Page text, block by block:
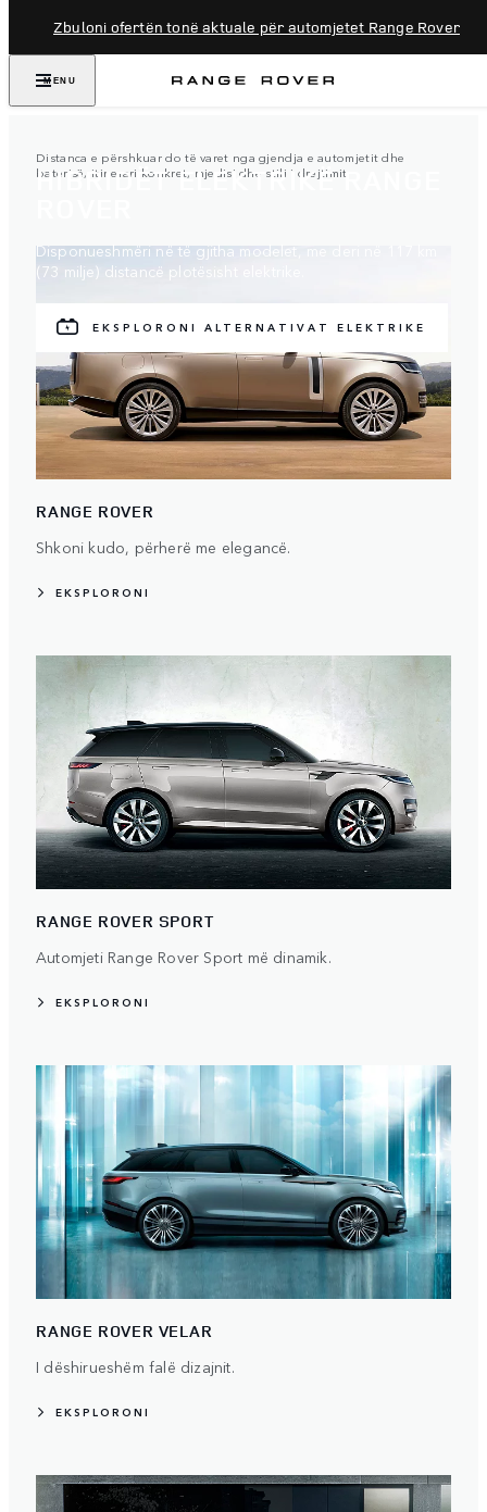
Zbuloni ofertën tonë aktuale për automjetet Range Rover
MENU
HIBRIDËT ELEKTRIKË RANGE
Disponueshmëri në të gjitha modelet, me deri në 117 km
(73 milje) distancë plotësisht elektrike.
EKSPLORONI ALTERNATIVAT ELEKTRIKE
Distanca e përshkuar do të varet nga gjendja e automjetit dhe
baterisë, itinerari konkret, mjedisi dhe stili i drejtimit.
RANGE ROVER
Shkoni kudo, përherë me elegancë.
EKSPLORONI
RANGE ROVER SPORT
Automjeti Range Rover Sport më dinamik.
EKSPLORONI
RANGE ROVER VELAR
I dëshirueshëm falë dizajnit.
EKSPLORONI